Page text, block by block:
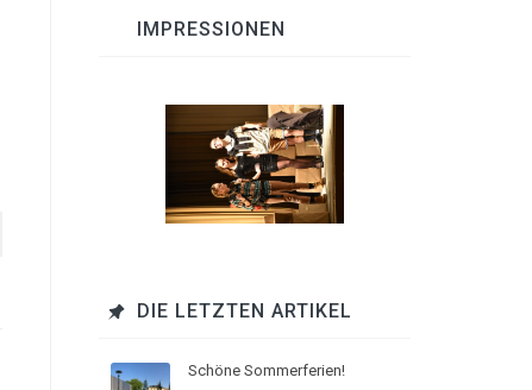
IMPRESSIONEN
DIE LETZTEN ARTIKEL
Schöne Sommerferien!